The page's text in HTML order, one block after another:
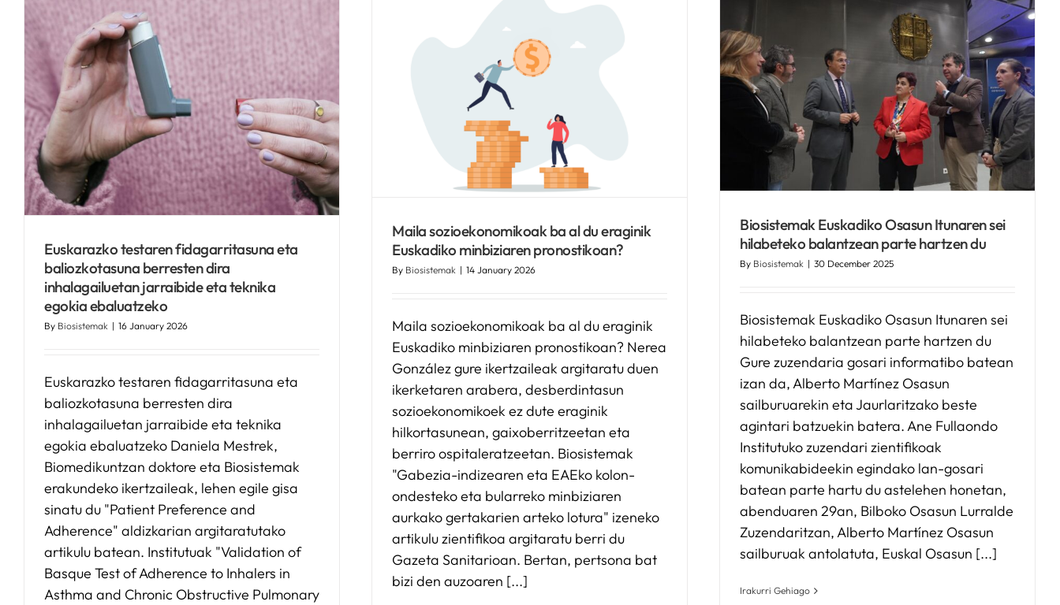
Euskarazko testaren fidagarritasuna eta
baliozkotasuna berresten dira
inhalagailuetan jarraibide eta teknika
egokia ebaluatzeko
By Biosistemak | 16 January 2026
Euskarazko testaren fidagarritasuna eta
baliozkotasuna berresten dira
inhalagailuetan jarraibide eta teknika
egokia ebaluatzeko Daniela Mestrek,
Biomedikuntzan doktore eta Biosistemak
erakundeko ikertzaileak, lehen egile gisa
sinatu du "Patient Preference and
Adherence" aldizkarian argitaratutako
artikulu batean. Institutuak "Validation of
Basque Test of Adherence to Inhalers in
Asthma and Chronic Obstructive Pulmonary
Maila sozioekonomikoak ba
al du eraginik Euskadiko
minbiziaren pronostikoan?
Kronikguneren albisteak
Maila sozioekonomikoak ba al du eraginik
Euskadiko minbiziaren pronostikoan?
By Biosistemak | 14 January 2026
Maila sozioekonomikoak ba al du eraginik
Euskadiko minbiziaren pronostikoan? Nerea
González gure ikertzaileak argitaratu duen
ikerketaren arabera, desberdintasun
sozioekonomikoek ez dute eraginik
hilkortasunean, gaixoberritzeetan eta
berriro ospitaleratzeetan. Biosistemak
"Gabezia-indizearen eta EAEko kolon-
ondesteko eta bularreko minbiziaren
aurkako gertakarien arteko lotura" izeneko
artikulu zientifikoa argitaratu berri du
Gazeta Sanitarioan. Bertan, pertsona bat
bizi den auzoaren [...]
Biosistemak Euskadiko
Osasun Itunaren sei
hilabeteko balantzean parte
hartzen du
Kronikguneren albisteak
Biosistemak Euskadiko Osasun Itunaren sei
hilabeteko balantzean parte hartzen du
By Biosistemak | 30 December 2025
Biosistemak Euskadiko Osasun Itunaren sei
hilabeteko balantzean parte hartzen du
Gure zuzendaria gosari informatibo batean
izan da, Alberto Martínez Osasun
sailburuarekin eta Jaurlaritzako beste
agintari batzuekin batera. Ane Fullaondo
Institutuko zuzendari zientifikoak
komunikabideekin egindako lan-gosari
batean parte hartu du astelehen honetan,
abenduaren 29an, Bilboko Osasun Lurralde
Zuzendaritzan, Alberto Martínez Osasun
sailburuak antolatuta, Euskal Osasun [...]
Irakurri Gehiago